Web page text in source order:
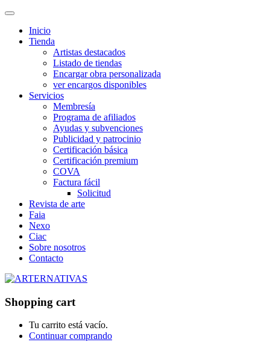
Inicio
Tienda
Artistas destacados
Listado de tiendas
Encargar obra personalizada
ver encargos disponibles
Servicios
Membresía
Programa de afiliados
Ayudas y subvenciones
Publicidad y patrocinio
Certificación básica
Certificación premium
COVA
Factura fácil
Solicitud
Revista de arte
Faia
Nexo
Ciac
Sobre nosotros
Contacto
Shopping cart
Tu carrito está vacío.
Continuar comprando